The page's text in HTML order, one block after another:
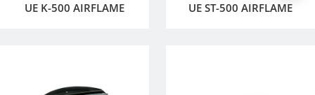
UE K-500 AIRFLAME UE ST-500 AIRFLAME